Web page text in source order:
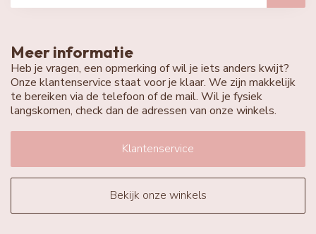
Meer informatie
Heb je vragen, een opmerking of wil je iets anders kwijt?
Onze klantenservice staat voor je klaar. We zijn makkelijk
te bereiken via de telefoon of de mail. Wil je fysiek
langskomen, check dan de adressen van onze winkels.
Klantenservice
Bekijk onze winkels